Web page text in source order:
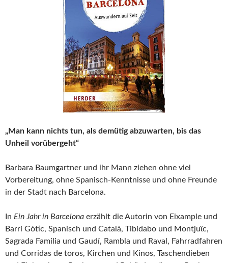
„Man kann nichts tun, als demütig abzuwarten, bis das
Unheil vorübergeht“
Barbara Baumgartner und ihr Mann ziehen ohne viel
Vorbereitung, ohne Spanisch-Kenntnisse und ohne Freunde
in der Stadt nach Barcelona.
In Ein Jahr in Barcelona erzählt die Autorin von Eixample und
Barri Gòtic, Spanisch und Català, Tibidabo und Montjuϊc,
Sagrada Familia und Gaudí, Rambla und Raval, Fahrradfahren
und Corridas de toros, Kirchen und Kinos, Taschendieben